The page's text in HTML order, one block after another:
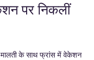
पर निकलीं
मालती के साथ फ्रांस में वेकेशन